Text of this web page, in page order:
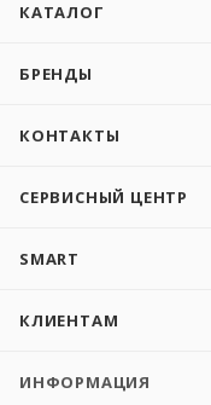
КАТАЛОГ
БРЕНДЫ
КОНТАКТЫ
СЕРВИСНЫЙ ЦЕНТР
SMART
КЛИЕНТАМ
ИНФОРМАЦИЯ